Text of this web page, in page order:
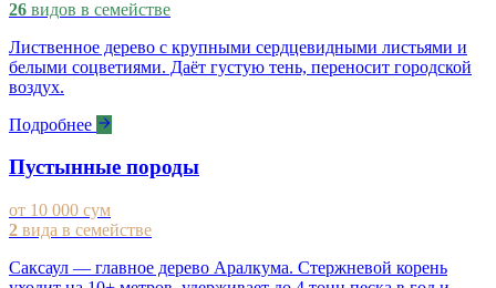
26 видов в семействе
Лиственное дерево с крупными сердцевидными листьями и
белыми соцветиями. Даёт густую тень, переносит городской
воздух.
Подробнее
Пустынные породы
от 10 000 сум
2 вида в семействе
Саксаул — главное дерево Аралкума. Стержневой корень